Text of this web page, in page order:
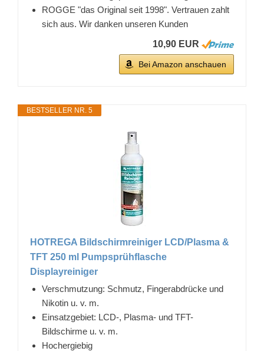
ROGGE "das Original seit 1998". Vertrauen zahlt
sich aus. Wir danken unseren Kunden
10,90 EUR
Bei Amazon anschauen
BESTSELLER NR. 5
HOTREGA Bildschirmreiniger LCD/Plasma &
TFT 250 ml Pumpsprühflasche
Displayreiniger
Verschmutzung: Schmutz, Fingerabdrücke und
Nikotin u. v. m.
Einsatzgebiet: LCD-, Plasma- und TFT-
Bildschirme u. v. m.
Hochergiebig